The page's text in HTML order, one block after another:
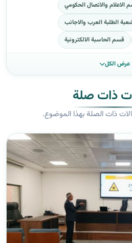
الاعلام والاتصال الحكومي
الطلبة العرب والاجانب
قسم الحاسبة الالكترونية
عرض الكل
ذات صلة
ذات الصلة بهذا الموضوع.